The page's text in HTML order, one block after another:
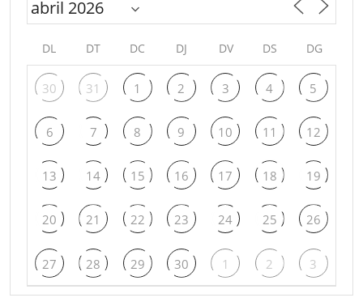
DL DT DC DJ DV DS DG
30 31 1 2 3 4 5
6 7 8 9 10 11 12
13 14 15 16 17 18 19
20 21 22 23 24 25 26
27 28 29 30 1 2 3